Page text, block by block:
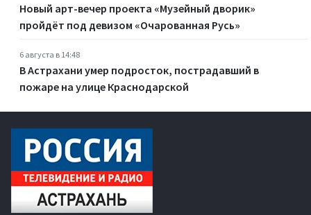
Новый арт-вечер проекта «Музейный дворик»
пройдёт под девизом «Очарованная Русь»
6 августа в 14:48
В Астрахани умер подросток, пострадавший в
пожаре на улице Краснодарской